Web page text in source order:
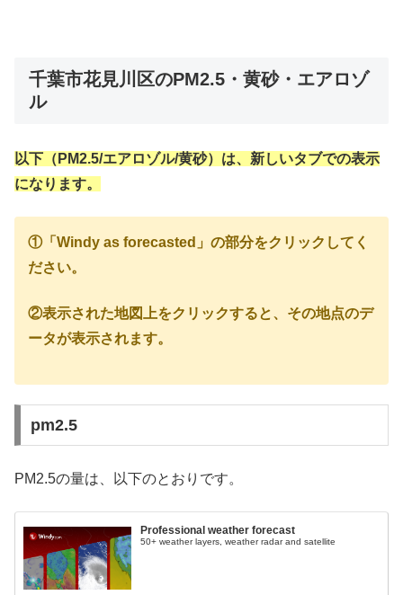
千葉市花見川区のPM2.5・黄砂・エアロゾ
ル
以下（PM2.5/エアロゾル/黄砂）は、新しいタブでの表示
になります。
①「Windy as forecasted」の部分をクリックしてく
ださい。
②表示された地図上をクリックすると、その地点のデ
ータが表示されます。
pm2.5
PM2.5の量は、以下のとおりです。
Professional weather forecast
50+ weather layers, weather radar and satellite